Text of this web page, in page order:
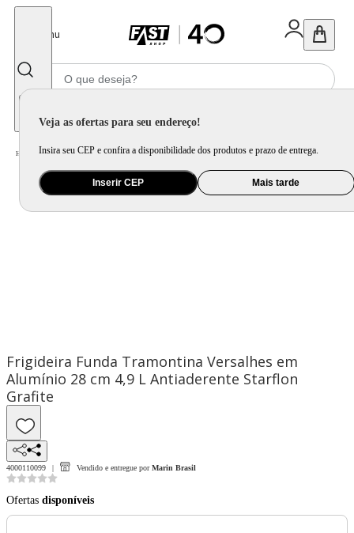
Menu
Veja as ofertas para seu endereço!
Insira seu CEP e confira a disponibilidade dos produtos e prazo de entrega.
Inserir CEP Mais tarde
Home Utilidade Doméstica Mesa / Aparelho de Jantar e Prato Avulso
Frigideira Funda Tramontina Versalhes em
Alumínio 28 cm 4,9 L Antiaderente Starflon
Grafite
4000110099 Vendido e entregue por Marin Brasil
Ofertas disponíveis